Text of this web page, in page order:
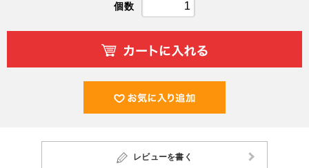
個数
レビューを書く